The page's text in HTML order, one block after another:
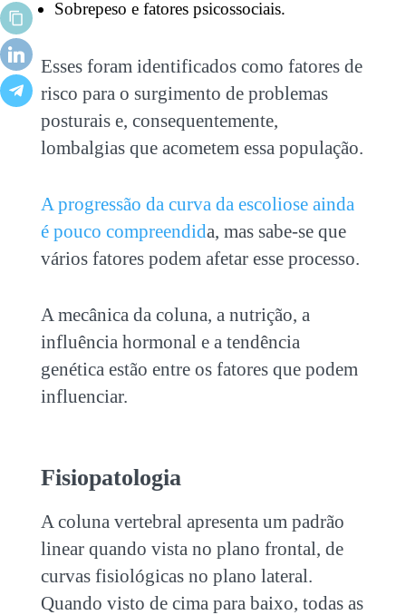
Sobrepeso e fatores psicossociais.
Esses foram identificados como fatores de
risco para o surgimento de problemas
posturais e, consequentemente,
lombalgias que acometem essa população.
A progressão da curva da escoliose ainda
é pouco compreendida, mas sabe-se que
vários fatores podem afetar esse processo.
A mecânica da coluna, a nutrição, a
influência hormonal e a tendência
genética estão entre os fatores que podem
influenciar.
Fisiopatologia
A coluna vertebral apresenta um padrão
linear quando vista no plano frontal, de
curvas fisiológicas no plano lateral.
Quando visto de cima para baixo, todas as